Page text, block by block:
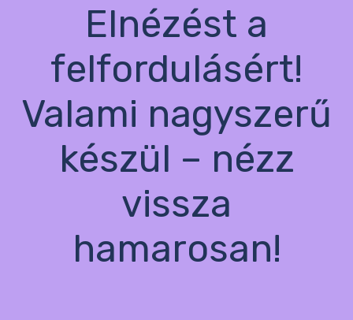
Elnézést a
felfordulásért!
Valami nagyszerű
készül – nézz
vissza
hamarosan!